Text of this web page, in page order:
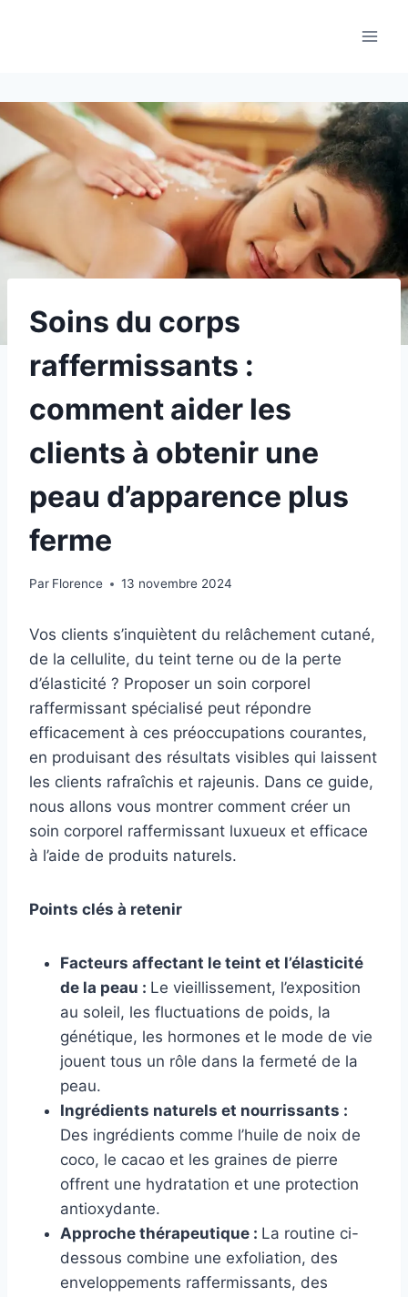
Soins du corps
raffermissants :
comment aider les
clients à obtenir une
peau d’apparence plus
ferme
Par Florence 13 novembre 2024
Vos clients s’inquiètent du relâchement cutané,
de la cellulite, du teint terne ou de la perte
d’élasticité ? Proposer un soin corporel
raffermissant spécialisé peut répondre
efficacement à ces préoccupations courantes,
en produisant des résultats visibles qui laissent
les clients rafraîchis et rajeunis. Dans ce guide,
nous allons vous montrer comment créer un
soin corporel raffermissant luxueux et efficace
à l’aide de produits naturels.
Points clés à retenir
Facteurs affectant le teint et l’élasticité
de la peau : Le vieillissement, l’exposition
au soleil, les fluctuations de poids, la
génétique, les hormones et le mode de vie
jouent tous un rôle dans la fermeté de la
peau.
Ingrédients naturels et nourrissants :
Des ingrédients comme l’huile de noix de
coco, le cacao et les graines de pierre
offrent une hydratation et une protection
antioxydante.
Approche thérapeutique : La routine ci-
dessous combine une exfoliation, des
enveloppements raffermissants, des